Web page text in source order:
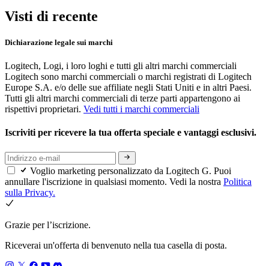
Visti di recente
Dichiarazione legale sui marchi
Logitech, Logi, i loro loghi e tutti gli altri marchi commerciali
Logitech sono marchi commerciali o marchi registrati di Logitech
Europe S.A. e/o delle sue affiliate negli Stati Uniti e in altri Paesi.
Tutti gli altri marchi commerciali di terze parti appartengono ai
rispettivi proprietari. Vedi tutti i marchi commerciali
Iscriviti per ricevere la tua offerta speciale e vantaggi esclusivi.
Voglio marketing personalizzato da Logitech G. Puoi
annullare l'iscrizione in qualsiasi momento. Vedi la nostra Politica
sulla Privacy.
Grazie per l’iscrizione.
Riceverai un'offerta di benvenuto nella tua casella di posta.